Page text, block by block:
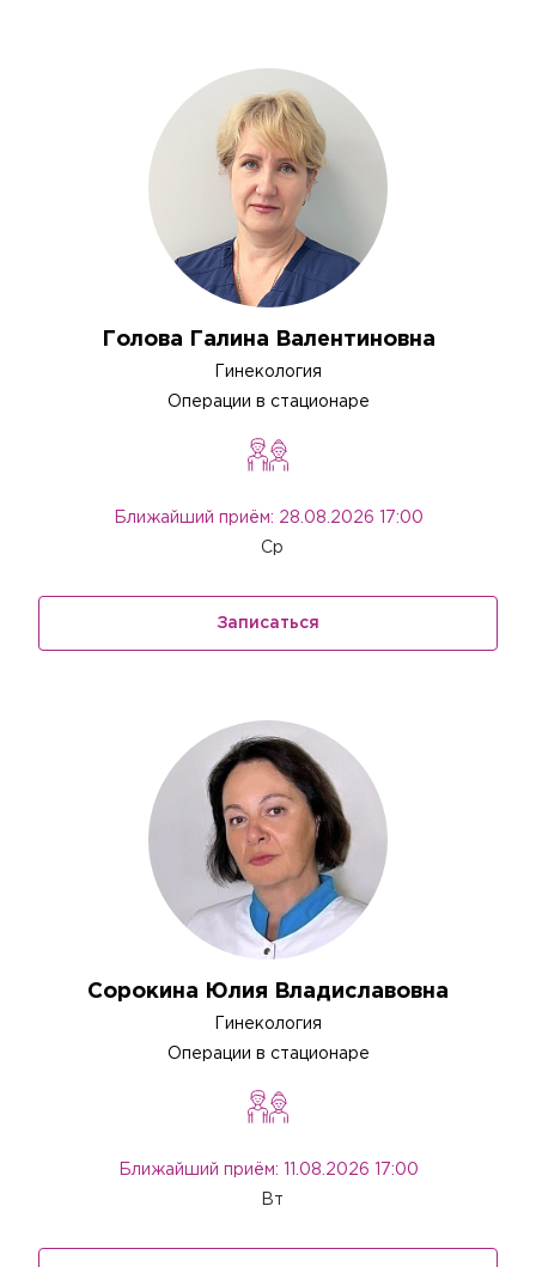
Голова Галина Валентиновна
Гинекология
Операции в стационаре
Ближайший приём: 28.08.2026 17:00
Ср
Записаться
Сорокина Юлия Владиславовна
Гинекология
Операции в стационаре
Ближайший приём: 11.08.2026 17:00
Вт